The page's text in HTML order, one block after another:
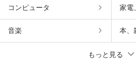
コンピュータ 家電
音楽 本、
もっと見る